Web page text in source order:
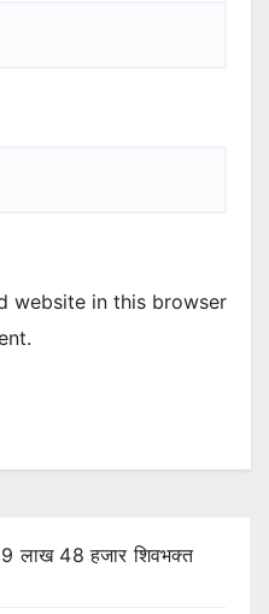
website in this browser
लाख 48 हजार शिवभक्त